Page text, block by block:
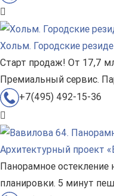
Хольм. Городские
Старт продаж! От 17,7
Премиальный сервис.
+7(495) 492-15-36
Архитектурный проект
Панорамное
планировки. 5 минут